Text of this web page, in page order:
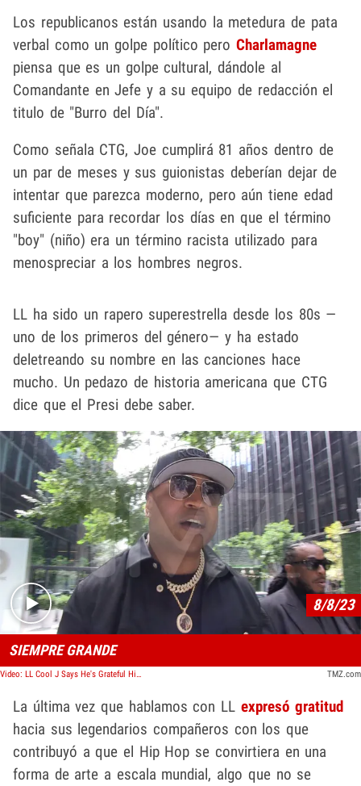
Los republicanos están usando la metedura de pata
verbal como un golpe político peroCharlamagne
piensa que es un golpe cultural, dándole al
Comandante en Jefe y a su equipo de redacción el
titulo de "Burro del Día".
Como señala CTG, Joe cumplirá 81 años dentro de
un par de meses y sus guionistas deberían dejar de
intentar que parezca moderno, pero aún tiene edad
suficiente para recordar los días en que el término
"boy" (niño) era un término racista utilizado para
menospreciar a los hombres negros.
LL ha sido un rapero superestrella desde los 80s —
uno de los primeros del género— y ha estado
deletreando su nombre en las canciones hace
mucho. Un pedazo de historia americana que CTG
dice que el Presi debe saber.
Play video content
8/8/23
SIEMPRE GRANDE
Video: LL Cool J Says He's Grateful His Hip Hop Prediction Came True TMZ.com
La última vez que hablamos con LL expresó gratitud
hacia sus legendarios compañeros con los que
contribuyó a que el Hip Hop se convirtiera en una
forma de arte a escala mundial, algo que no se